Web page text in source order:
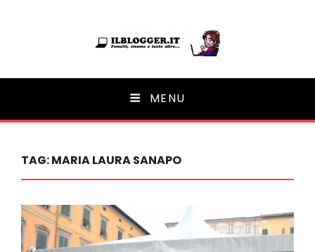
Ilblogger.it
Il portalino di blog | MENU
TAG:MARIA LAURA SANAPO